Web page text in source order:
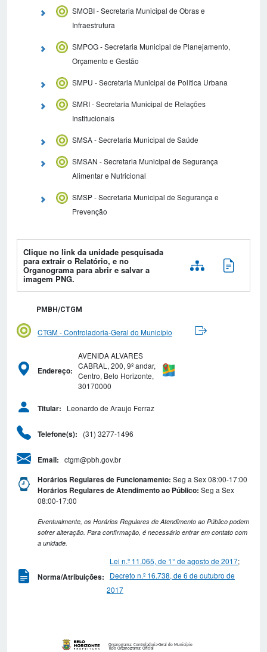
SMOBI - Secretaria Municipal de Obras e
Infraestrutura
SMPOG - Secretaria Municipal de Planejamento,
Orçamento e Gestão
SMPU - Secretaria Municipal de Política Urbana
SMRI - Secretaria Municipal de Relações
Institucionais
SMSA - Secretaria Municipal de Saúde
SMSAN - Secretaria Municipal de Segurança
Alimentar e Nutricional
SMSP - Secretaria Municipal de Segurança e
Prevenção
Clique no link da unidade pesquisada
para extrair o Relatório, e no
Organograma para abrir e salvar a
imagem PNG.
PMBH/CTGM
CTGM - Controladoria-Geral do Município
Endereço:
AVENIDA ALVARES
CABRAL, 200, 9º andar,
Centro, Belo Horizonte,
30170000
Titular: Leonardo de Araujo Ferraz
Telefone(s): (31) 3277-1496
Email: ctgm@pbh.gov.br
Horários Regulares de Funcionamento: Seg a Sex 08:00-17:00
Horários Regulares de Atendimento ao Público: Seg a Sex
08:00-17:00
Eventualmente, os Horários Regulares de Atendimento ao Público podem
sofrer alteração. Para confirmação, é necessário entrar em contato com
a unidade.
Norma/Atribuições:
Lei n.º 11.065, de 1° de agosto de 2017;
Decreto n.º 16.738, de 6 de outubro de
2017
Organograma: Controladoria-Geral do Município
Tipo Organograma: Oficial